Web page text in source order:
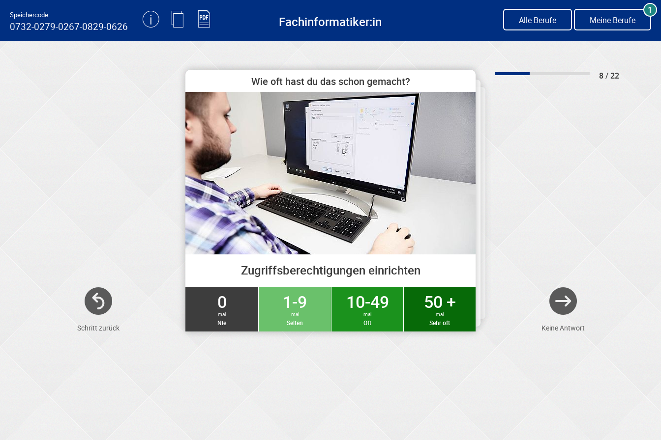
Speichercode:
0732-0279-0267-0829-0626 Fachinformatiker:in Alle Berufe Meine Berufe
1
Schritt zurück
Wie oft hast du das schon gemacht?
Zugriffsberechtigungen einrichten
0
mal
Nie
1-9
mal
Selten
10-49
mal
Oft
50 +
mal
Sehr oft
8 / 22
Keine Antwort